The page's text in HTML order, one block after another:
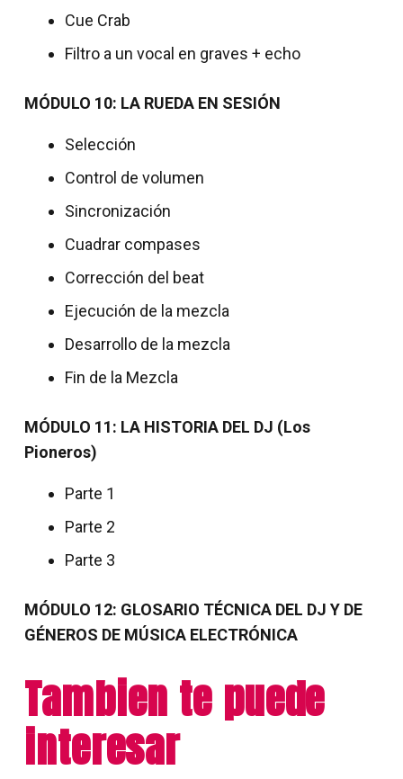
Cue Crab
Filtro a un vocal en graves + echo
MÓDULO 10: LA RUEDA EN SESIÓN
Selección
Control de volumen
Sincronización
Cuadrar compases
Corrección del beat
Ejecución de la mezcla
Desarrollo de la mezcla
Fin de la Mezcla
MÓDULO 11: LA HISTORIA DEL DJ (Los
Pioneros)
Parte 1
Parte 2
Parte 3
MÓDULO 12: GLOSARIO TÉCNICA DEL DJ Y DE
GÉNEROS DE MÚSICA ELECTRÓNICA
Tambien te puede
interesar